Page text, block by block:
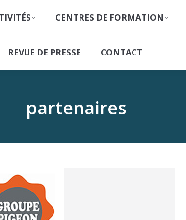
CENTRES DE FORMATION
REVUE DE PRESSE CONTACT
partenaires